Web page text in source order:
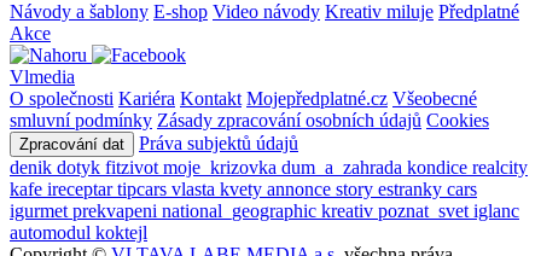
Návody a šablony E-shop Video návody Kreativ miluje Předplatné
Akce
Vlmedia
O společnosti Kariéra Kontakt Mojepředplatné.cz Všeobecné
smluvní podmínky Zásady zpracování osobních údajů Cookies
Zpracování dat
Práva subjektů údajů
denik dotyk fitzivot moje_krizovka dum_a_zahrada kondice realcity
kafe ireceptartipcars vlasta kvety annonce story estranky cars
igurmet prekvapeni national_geographic kreativ poznat_svet iglanc
automodul koktejl